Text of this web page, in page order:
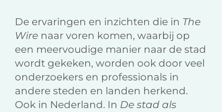
De ervaringen en inzichten die in The
Wire naar voren komen, waarbij op
een meervoudige manier naar de stad
wordt gekeken, worden ook door veel
onderzoekers en professionals in
andere steden en landen herkend.
Ook in Nederland. In De stad als